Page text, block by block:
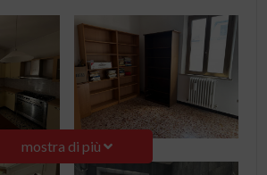
mostra di più